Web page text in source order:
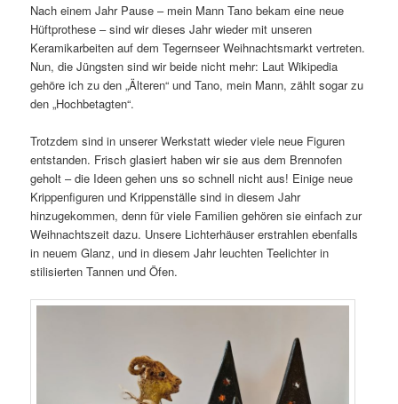
Nach einem Jahr Pause – mein Mann Tano bekam eine neue
Hüftprothese – sind wir dieses Jahr wieder mit unseren
Keramikarbeiten auf dem Tegernseer Weihnachtsmarkt vertreten.
Nun, die Jüngsten sind wir beide nicht mehr: Laut Wikipedia
gehöre ich zu den „Älteren“ und Tano, mein Mann, zählt sogar zu
den „Hochbetagten“.
Trotzdem sind in unserer Werkstatt wieder viele neue Figuren
entstanden. Frisch glasiert haben wir sie aus dem Brennofen
geholt – die Ideen gehen uns so schnell nicht aus! Einige neue
Krippenfiguren und Krippenställe sind in diesem Jahr
hinzugekommen, denn für viele Familien gehören sie einfach zur
Weihnachtszeit dazu. Unsere Lichterhäuser erstrahlen ebenfalls
in neuem Glanz, und in diesem Jahr leuchten Teelichter in
stilisierten Tannen und Öfen.